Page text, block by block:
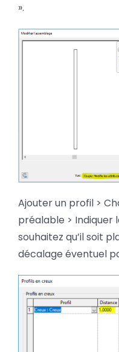
».
Ajouter un profil >
préalable > Indiquer
souhaitez qu’il soit
décalage éventuel